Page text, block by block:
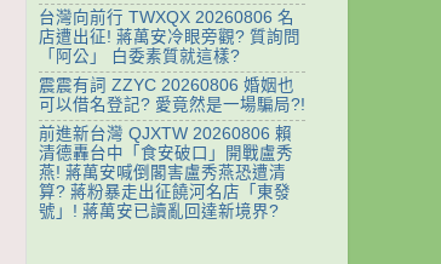
台灣向前行 TWXQX 20260806 名
店遭出征! 蔣萬安冷眼旁觀? 質詢問
「阿公」 白委素質就這樣?
震震有詞 ZZYC 20260806 婚姻也
可以借名登記? 愛竟然是一場騙局?!
前進新台灣 QJXTW 20260806 賴
清德轟台中「食安破口」開戰盧秀
燕! 蔣萬安喊倒閣害盧秀燕恐遭清
算? 蔣粉暴走出征饒河名店「東發
號」! 蔣萬安已讀亂回達新境界?